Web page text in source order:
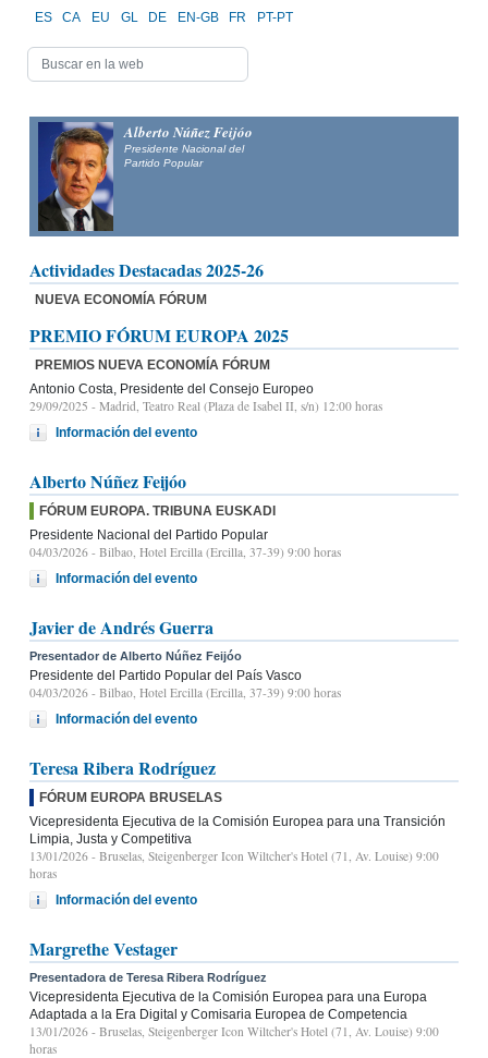
ES CA EU GL DE EN-GB FR PT-PT
Alberto Núñez Feijóo
Presidente Nacional del
Partido Popular
Actividades Destacadas 2025-26
NUEVA ECONOMÍA FÓRUM
PREMIO FÓRUM EUROPA 2025
PREMIOS NUEVA ECONOMÍA FÓRUM
Antonio Costa, Presidente del Consejo Europeo
29/09/2025 - Madrid, Teatro Real (Plaza de Isabel II, s/n) 12:00 horas
Información del evento
Alberto Núñez Feijóo
FÓRUM EUROPA. TRIBUNA EUSKADI
Presidente Nacional del Partido Popular
04/03/2026 - Bilbao, Hotel Ercilla (Ercilla, 37-39) 9:00 horas
Información del evento
Javier de Andrés Guerra
Presentador de Alberto Núñez Feijóo
Presidente del Partido Popular del País Vasco
04/03/2026 - Bilbao, Hotel Ercilla (Ercilla, 37-39) 9:00 horas
Información del evento
Teresa Ribera Rodríguez
FÓRUM EUROPA BRUSELAS
Vicepresidenta Ejecutiva de la Comisión Europea para una Transición
Limpia, Justa y Competitiva
13/01/2026 - Bruselas, Steigenberger Icon Wiltcher's Hotel (71, Av. Louise) 9:00
horas
Información del evento
Margrethe Vestager
Presentadora de Teresa Ribera Rodríguez
Vicepresidenta Ejecutiva de la Comisión Europea para una Europa
Adaptada a la Era Digital y Comisaria Europea de Competencia
13/01/2026 - Bruselas, Steigenberger Icon Wiltcher's Hotel (71, Av. Louise) 9:00
horas